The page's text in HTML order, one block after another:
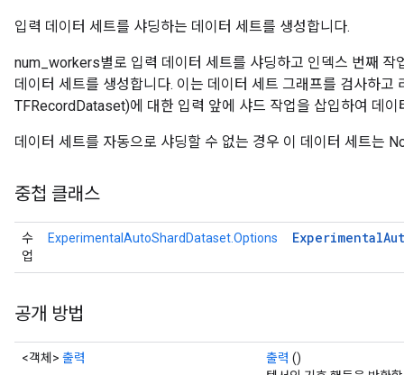
입력 데이터 세트를 샤딩하는 데이터 세트를 생성합니다.
num_workers별로 입력 데이터 세트를 샤딩하고 인덱스 번째 작
데이터 세트를 생성합니다. 이는 데이터 세트 그래프를 검사하고
TFRecordDataset)에 대한 입력 앞에 샤드 작업을 삽입하여 데
데이터 세트를 자동으로 샤딩할 수 없는 경우 이 데이터 세트는
중첩 클래스
수
업
ExperimentalAutoShardDataset.Options Experimental
공개 방법
<객체> 출력 출력 ()